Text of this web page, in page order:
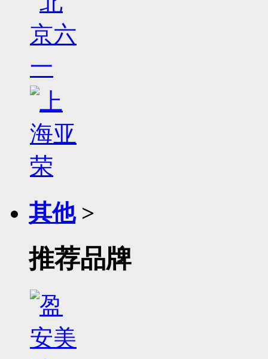
其他 >
推荐品牌